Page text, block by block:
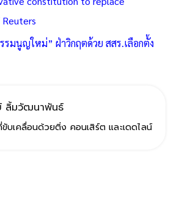
รมนูญใหม่” ฝ่าวิกฤตด้วย สสร.เลือกตั้ง
ลิ้มวัฒนาพันธ์
ขับเคลื่อนด้วยติ่ง คอนเสิร์ต และเดดไลน์